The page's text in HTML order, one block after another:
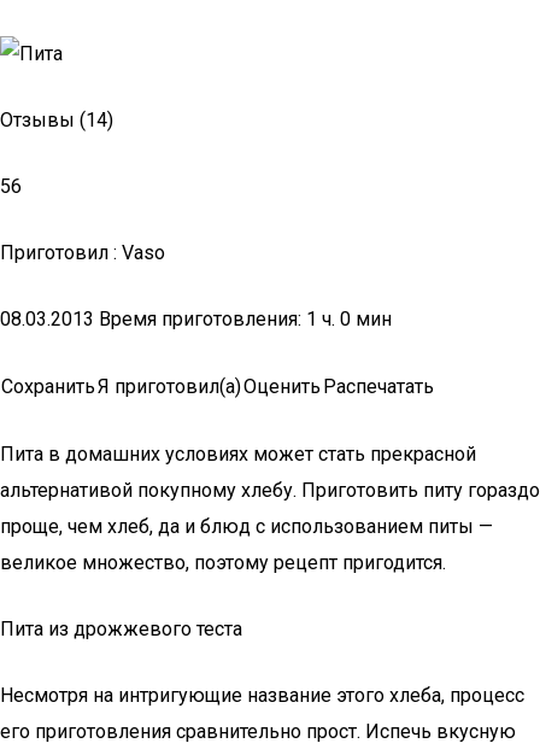
Отзывы (14)
56
Приготовил : Vaso
08.03.2013 Время приготовления: 1 ч. 0 мин
СохранитьЯ приготовил(а)Оценить Распечатать
Пита в домашних условиях может стать прекрасной
альтернативой покупному хлебу. Приготовить питу гораздо
проще, чем хлеб, да и блюд с использованием питы —
великое множество, поэтому рецепт пригодится.
Пита из дрожжевого теста
Несмотря на интригующие название этого хлеба, процесс
его приготовления сравнительно прост. Испечь вкусную